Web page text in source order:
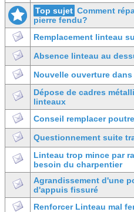
Top sujet Comment
pierre fendu?
Remplacement linteau
Absence linteau au
Nouvelle ouverture
Dépose de cadres
linteaux
Conseil remplacer
Questionnement suite
Linteau trop mince par
besoin du charpentier
Agrandissement d'une
d'appuis fissuré
Renforcer Linteau mal